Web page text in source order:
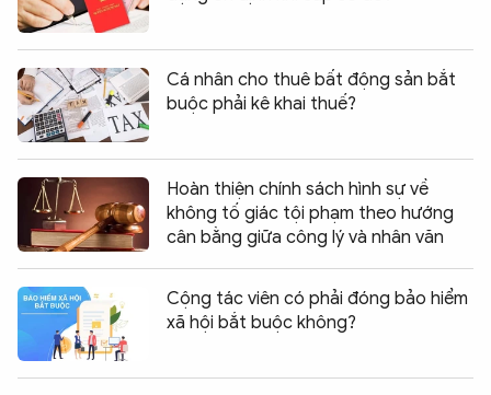
Cá nhân cho thuê bất động sản bắt
buộc phải kê khai thuế?
Hoàn thiện chính sách hình sự về
không tố giác tội phạm theo hướng
cân bằng giữa công lý và nhân văn
Cộng tác viên có phải đóng bảo hiểm
xã hội bắt buộc không?